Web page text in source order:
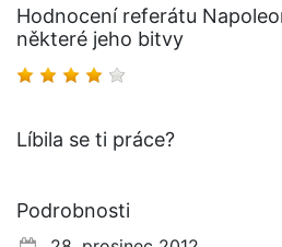
Hodnocení referátu
některé jeho bitvy
Líbila se ti práce?
Podrobnosti